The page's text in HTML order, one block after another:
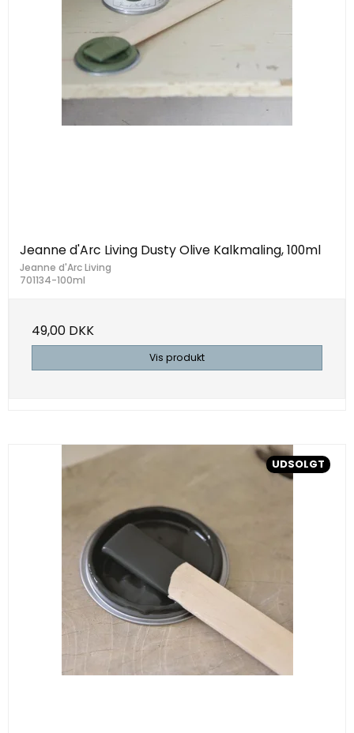
Jeanne d'Arc Living Dusty Olive Kalkmaling, 100ml
Jeanne d'Arc Living
701134-100ml
49,00 DKK
Vis produkt
UDSOLGT